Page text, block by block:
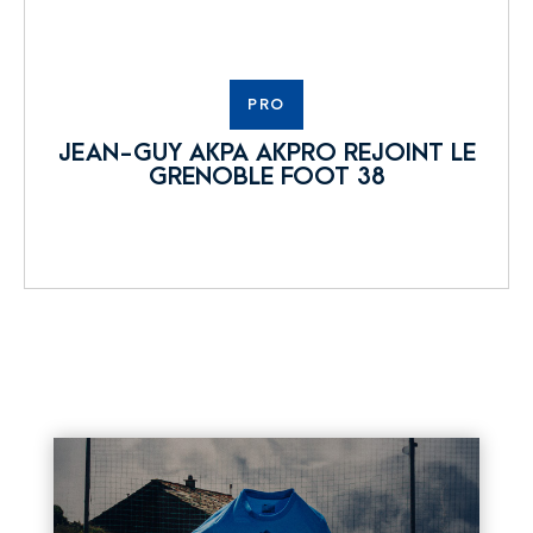
PRO
JEAN-GUY AKPA AKPRO REJOINT LE
GRENOBLE FOOT 38